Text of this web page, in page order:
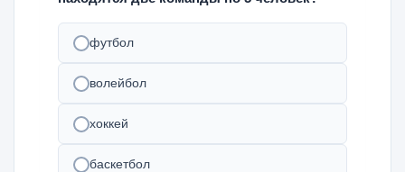
футбол
волейбол
хоккей
баскетбол